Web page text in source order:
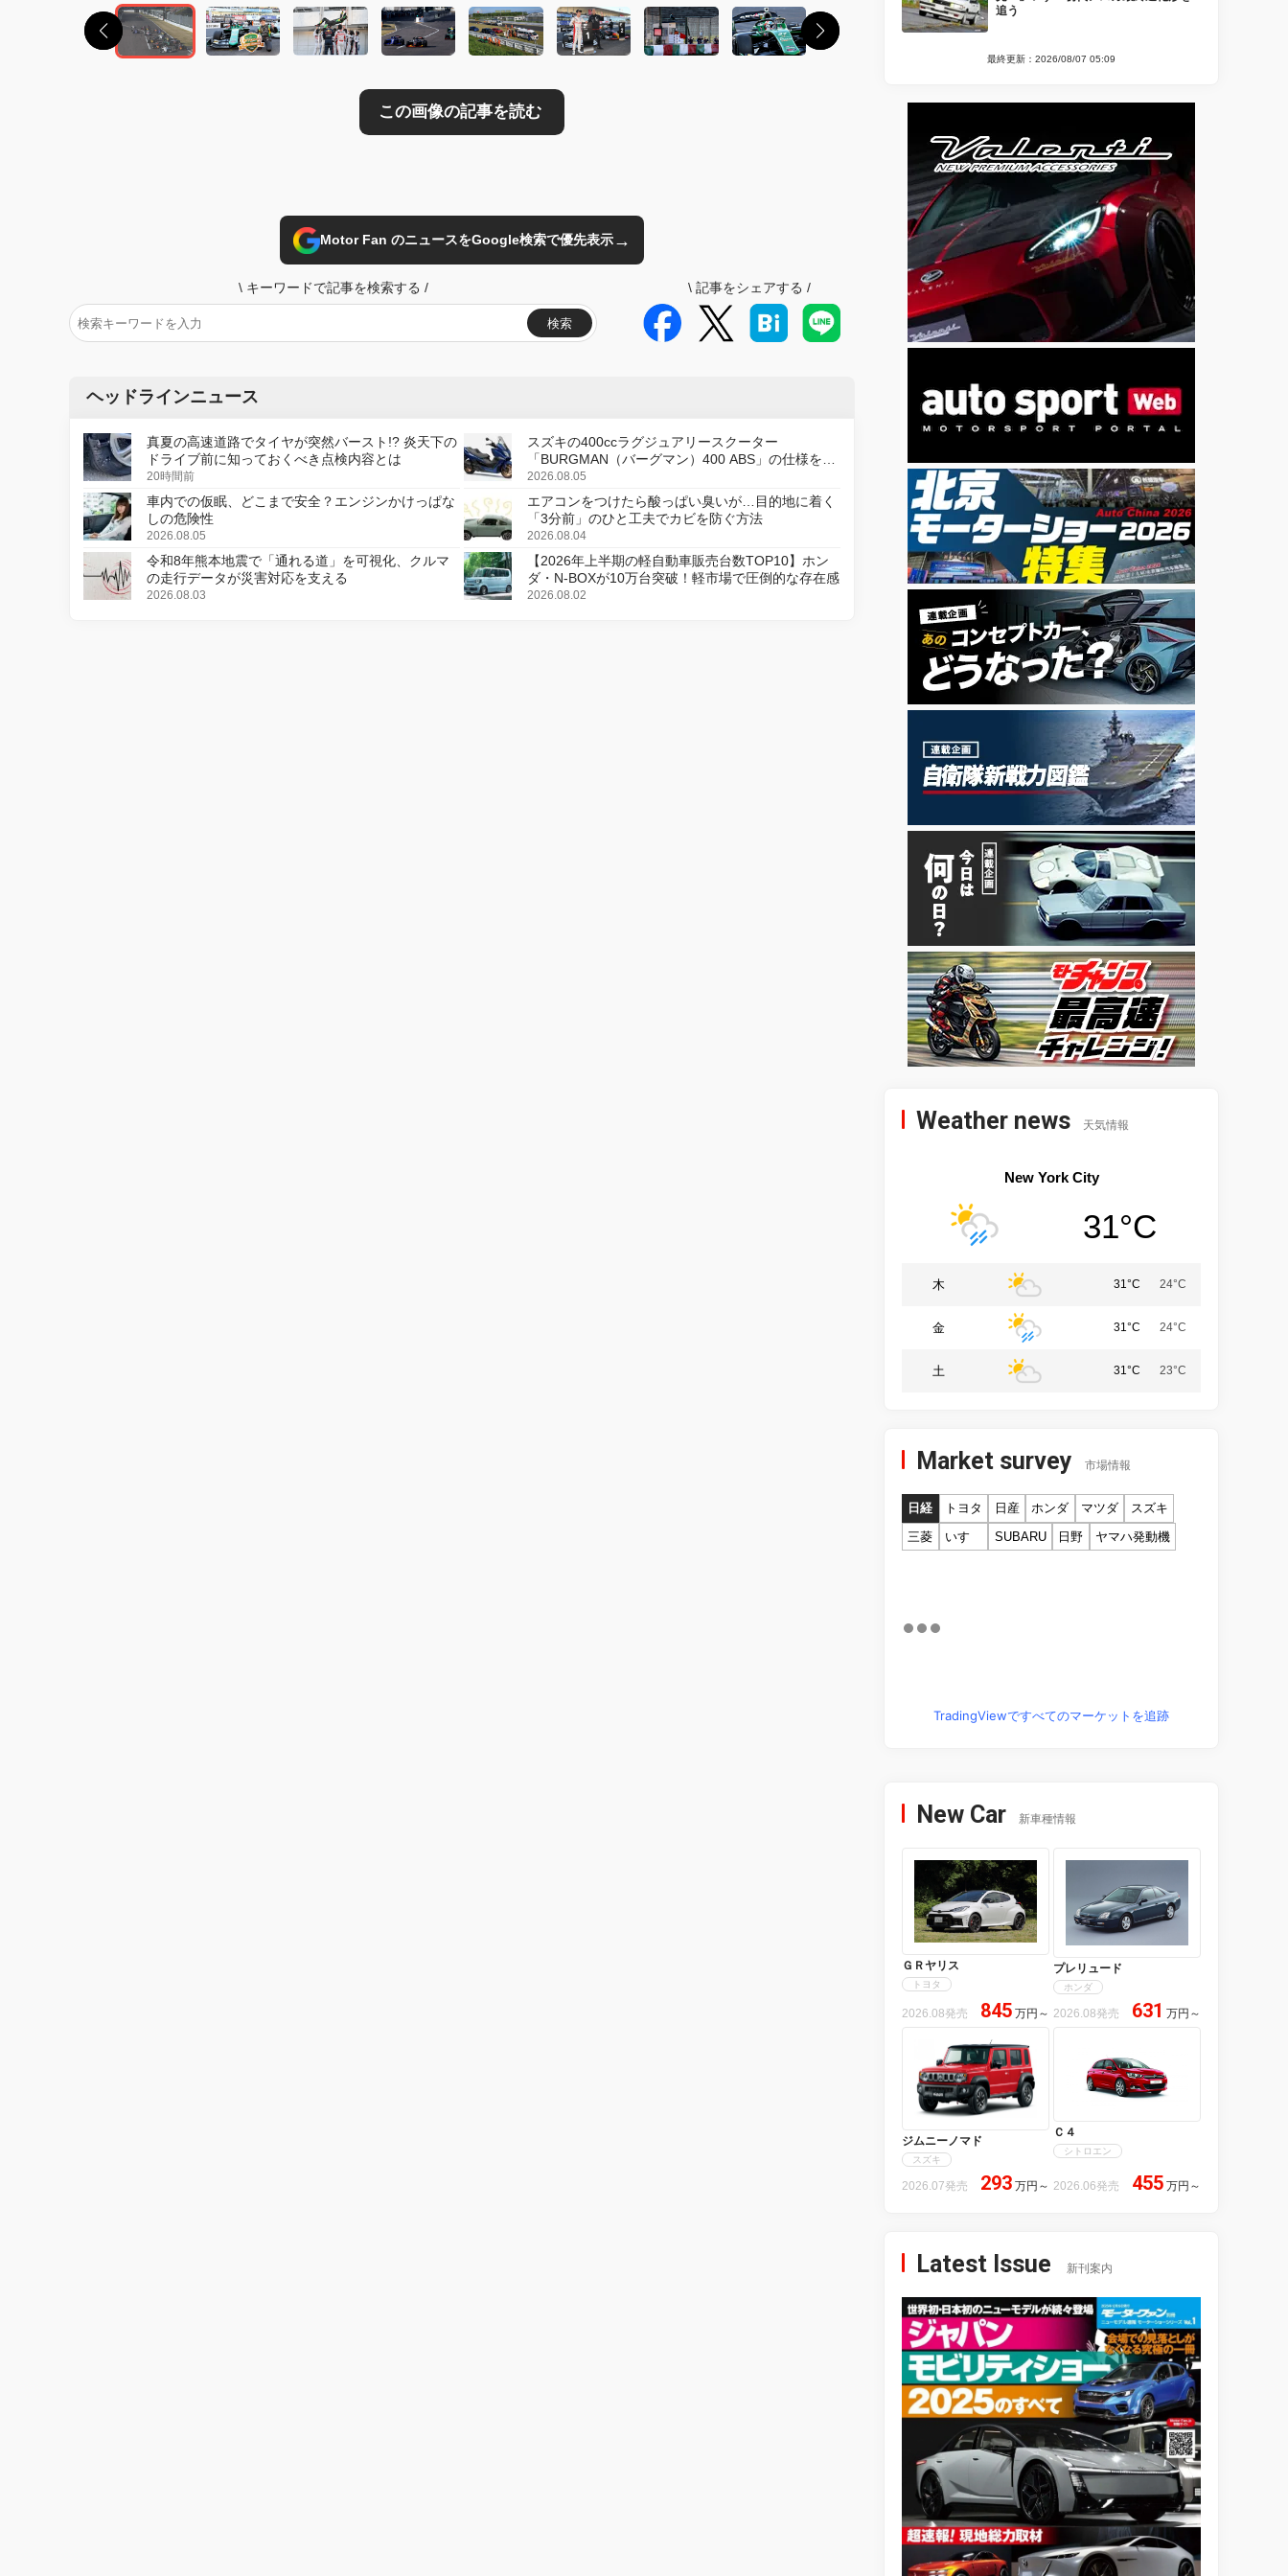
Motor Fan のニュースをGoogle検索で優先表示→
\ キーワードで記事を検索する /
検索
\ 記事をシェアする /
ヘッドラインニュース
真夏の高速道路でタイヤが突然バースト!? 炎天下の
ドライブ前に知っておくべき点検内容とは
20時間前
スズキの400ccラグジュアリースクーター
「BURGMAN（バーグマン）400 ABS」の仕様を変
更し、8月18日に発売
2026.08.05
車内での仮眠、どこまで安全？エンジンかけっぱな
しの危険性
2026.08.05
エアコンをつけたら酸っぱい臭いが…目的地に着く
「3分前」のひと工夫でカビを防ぐ方法
2026.08.04
令和8年熊本地震で「通れる道」を可視化、クルマ
の走行データが災害対応を支える
2026.08.03
【2026年上半期の軽自動車販売台数TOP10】ホン
ダ・N-BOXが10万台突破！軽市場で圧倒的な存在感
2026.08.02
追う
最終更新：2026/08/07 05:09
Weather news 天気情報
New York City
31°C
木 31°C 24°C
金 31°C 24°C
土 31°C 23°C
Market survey 市場情報
日経 トヨタ 日産 ホンダ マツダ
スズキ
三菱
いすゞ SUBARU 日野 ヤマハ発動機
TradingViewですべてのマーケットを追跡
New Car 新車種情報
ＧＲヤリス
トヨタ
2026.08発売 845 万円 ～
プレリュード
ホンダ
2026.08発売 631 万円 ～
ジムニーノマド
スズキ
2026.07発売 293 万円 ～
Ｃ４
シトロエン
2026.06発売 455 万円 ～
Latest Issue 新刊案内